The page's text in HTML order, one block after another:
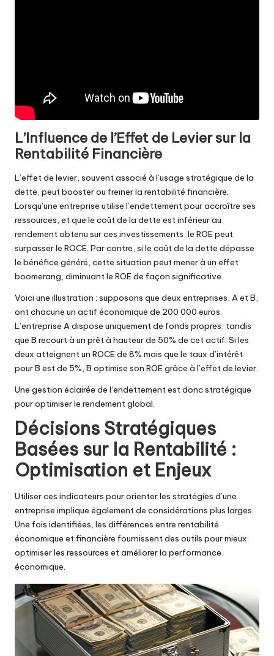
L’Influence de l’Effet de Levier sur la
Rentabilité Financière
L’effet de levier, souvent associé à l’usage stratégique de la
dette, peut booster ou freiner la rentabilité financière.
Lorsqu’une entreprise utilise l’endettement pour accroître ses
ressources, et que le coût de la dette est inférieur au
rendement obtenu sur ces investissements, le ROE peut
surpasser le ROCE. Par contre, si le coût de la dette dépasse
le bénéfice généré, cette situation peut mener à un effet
boomerang, diminuant le ROE de façon significative.
Voici une illustration : supposons que deux entreprises, A et B,
ont chacune un actif économique de 200 000 euros.
L’entreprise A dispose uniquement de fonds propres, tandis
que B recourt à un prêt à hauteur de 50% de cet actif. Si les
deux atteignent un ROCE de 8% mais que le taux d’intérêt
pour B est de 5%, B optimise son ROE grâce à l’effet de levier.
Une gestion éclairée de l’endettement est donc stratégique
pour optimiser le rendement global.
Décisions Stratégiques
Basées sur la Rentabilité :
Optimisation et Enjeux
Utiliser ces indicateurs pour orienter les stratégies d’une
entreprise implique également de considérations plus larges.
Une fois identifiées, les différences entre rentabilité
économique et financière fournissent des outils pour mieux
optimiser les ressources et améliorer la performance
économique.